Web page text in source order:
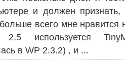
и должен
всего мне нравится
используется
в WP 2.3.2) , и ...